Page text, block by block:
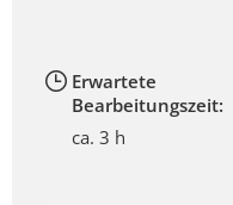
Erwartete
Bearbeitungszeit:
ca. 3 h